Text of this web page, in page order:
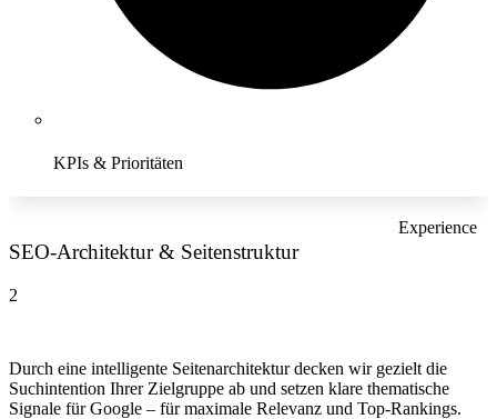
KPIs & Prioritäten
Experience
SEO-Architektur & Seitenstruktur
2
Durch eine intelligente Seitenarchitektur decken wir gezielt die
Suchintention Ihrer Zielgruppe ab und setzen klare thematische
Signale für Google – für maximale Relevanz und Top-Rankings.